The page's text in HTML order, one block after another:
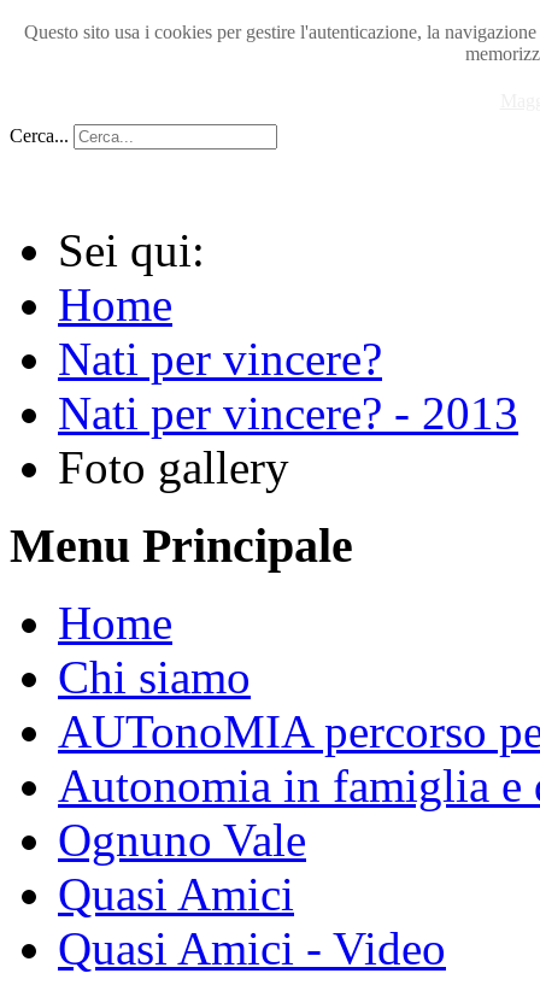
Questo sito usa i cookies per gestire l'autenticazione, la
Cerca...
Sei qui:
Home
Nati per vincere?
Nati per vincere? - 2013
Foto gallery
Menu Principale
Home
Chi siamo
AUTonoMIA percorso
Autonomia in famiglia e
Ognuno Vale
Quasi Amici
Quasi Amici - Video